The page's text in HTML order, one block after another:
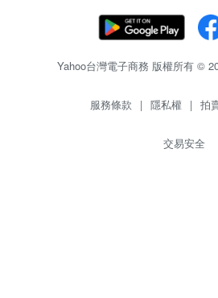
Yahoo台灣電子商務 版權所有 ©
服務條款 | 隱私權 | 拍
交易安全